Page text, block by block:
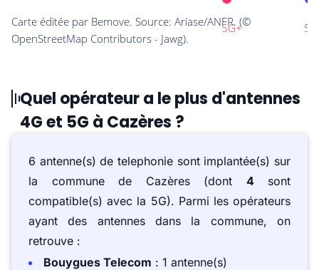
Quel opérateur a le plus d'antennes
4G et 5G à Cazères ?
6 antenne(s) de telephonie sont implantée(s) sur
la commune de Cazères (dont 4sont
compatible(s) avec la 5G). Parmi les opérateurs
ayant des antennes dans la commune, on
retrouve :
Bouygues Telecom : 1 antenne(s)